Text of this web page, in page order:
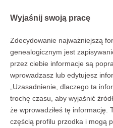
Wyjaśnij swoją pracę
Zdecydowanie najważniejszą
genealogicznym jest
przez ciebie informacje są
wprowadzasz lub edytujesz
„Uzasadnienie, dlaczego ta
trochę czasu, aby wyjaśnić
że wprowadziłeś tę informację.
częścią profilu przodka i mogą